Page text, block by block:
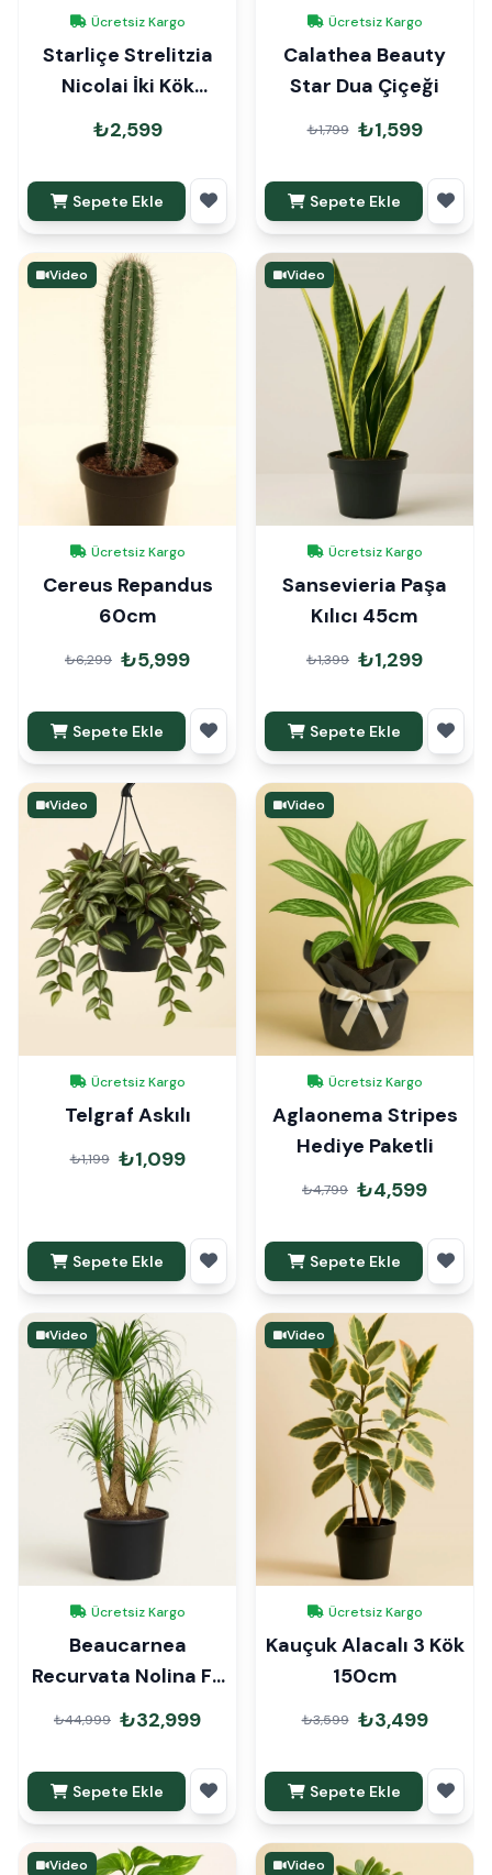
Ücretsiz Kargo
Starliçe Strelitzia
Nicolai İki Kök
100cm
₺2,599
Sepete Ekle
Ücretsiz Kargo
Calathea Beauty
Star Dua Çiçeği
₺1,799 ₺1,599
Sepete Ekle
Video
Ücretsiz Kargo
Cereus Repandus
60cm
₺6,299 ₺5,999
Sepete Ekle
Video
Ücretsiz Kargo
Sansevieria Paşa
Kılıcı 45cm
₺1,399 ₺1,299
Sepete Ekle
Video
Ücretsiz Kargo
Telgraf Askılı
₺1,199 ₺1,099
Sepete Ekle
Video
Ücretsiz Kargo
Aglaonema Stripes
Hediye Paketli
₺4,799 ₺4,599
Sepete Ekle
Video
Ücretsiz Kargo
Beaucarnea
Recurvata Nolina Fil
Ayağı 150cm
₺44,999 ₺32,999
Sepete Ekle
Video
Ücretsiz Kargo
Kauçuk Alacalı 3 Kök
150cm
₺3,599 ₺3,499
Sepete Ekle
Video Video